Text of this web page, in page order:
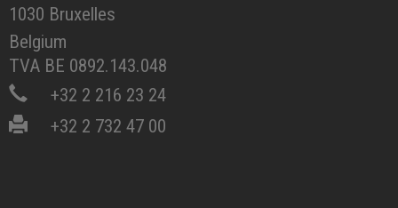
1030 Bruxelles
Belgium
TVA BE 0892.143.048
+32 2 216 23 24
+32 2 732 47 00